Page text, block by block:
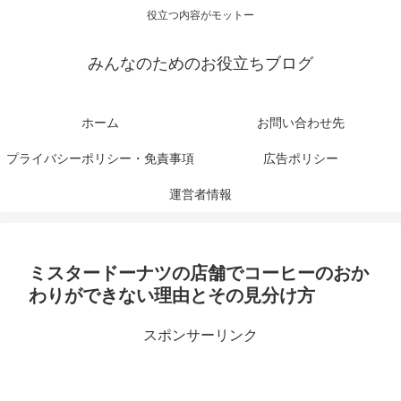
役立つ内容がモットー
みんなのためのお役立ちブログ
ホーム お問い合わせ先
プライバシーポリシー・免責事項 広告ポリシー
運営者情報
ミスタードーナツの店舗でコーヒーのおか
わりができない理由とその見分け方
スポンサーリンク